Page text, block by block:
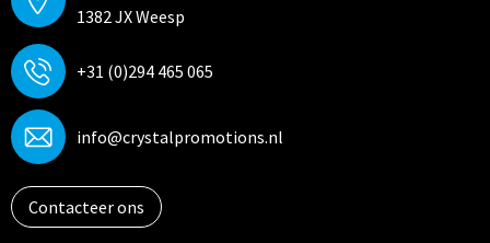
1382 JX Weesp
+31 (0)294 465 065
info@crystalpromotions.nl
Contacteer ons